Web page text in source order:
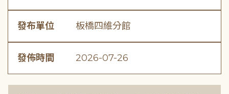
發布單位 板橋四維分館
發佈時間 2026-07-26